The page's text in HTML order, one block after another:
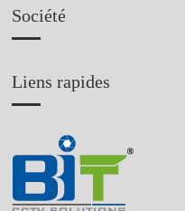
Société
Liens rapides